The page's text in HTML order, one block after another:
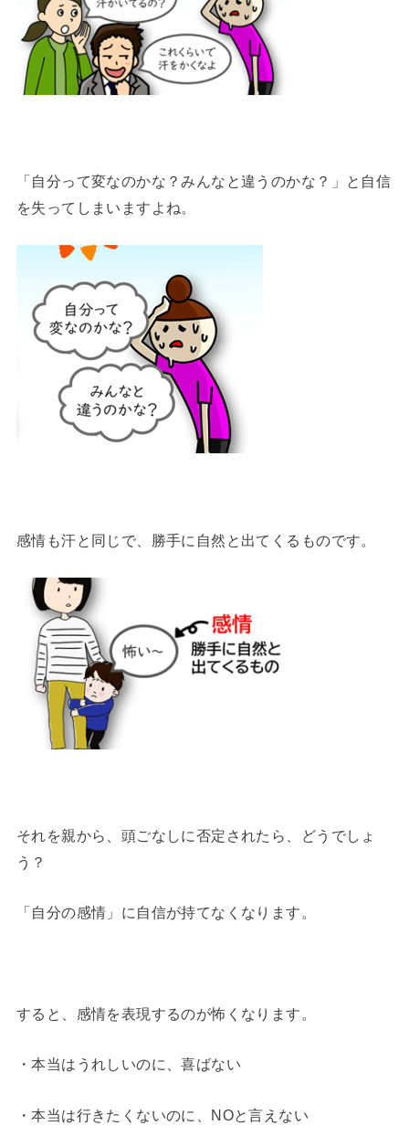
「自分って変なのかな？みんなと違うのかな？」と自信
を失ってしまいますよね。
感情も汗と同じで、勝手に自然と出てくるものです。
それを親から、頭ごなしに否定されたら、どうでしょ
う？
「自分の感情」に自信が持てなくなります。
すると、感情を表現するのが怖くなります。
・本当はうれしいのに、喜ばない
・本当は行きたくないのに、NOと言えない